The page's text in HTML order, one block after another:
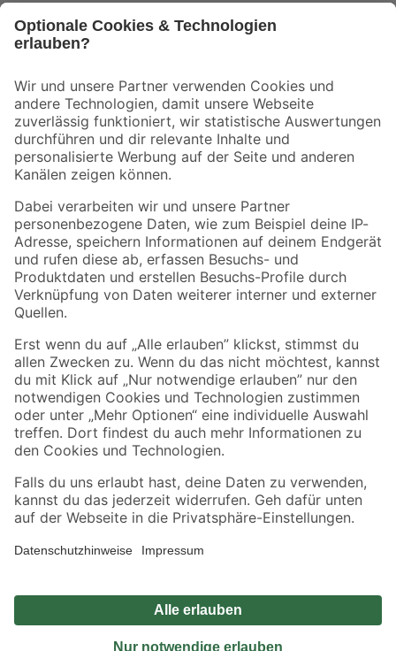
Der toom Newsletter: Keine Angebote und Aktionen mehr verpassen!
Zur Newsletter Anmeldung
Folge uns
Zahlungsarten Versandarten
Sicher einkaufen
Jetzt die toom-App herunterladen
Alle Preisangaben in EUR inkl. gesetzl. MwSt.. Die dargestellten Angebote sind unter
Umständen nicht in allen Märkten verfügbar. Die angegebenen Verfügbarkeiten beziehen
Produkte nur solange der Vorrat reicht.
*Paketversand ab 59 € versandkostenfrei, gilt nicht für Artikel mit Speditionsversand, hier
Privatsphäre Impressum
Nutzungsbedingungen
Widerrufsrecht
Vertrag widerrufen